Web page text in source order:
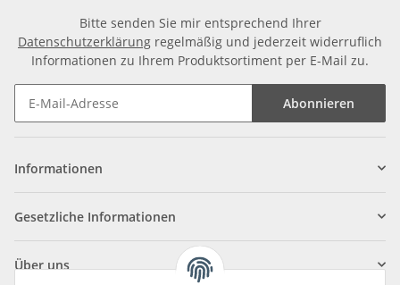
Bitte senden Sie mir entsprechend Ihrer
Datenschutzerklärung regelmäßig und jederzeit widerruflich
Informationen zu Ihrem Produktsortiment per E-Mail zu.
Abonnieren
Informationen
Gesetzliche Informationen
Über uns